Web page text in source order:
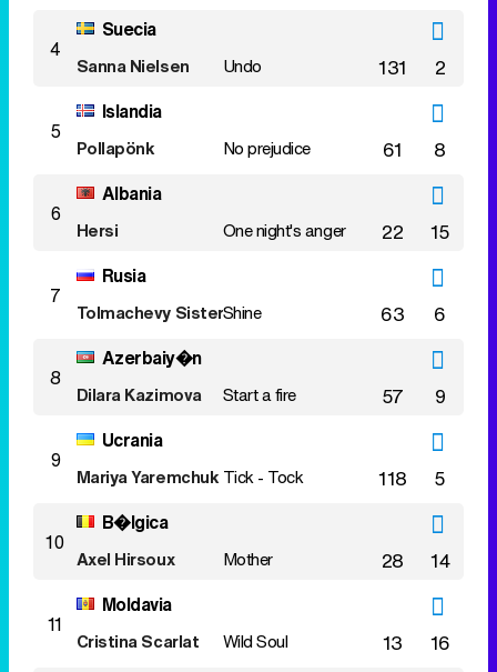
4
Suecia
Sanna Nielsen Undo 131 2
5
Islandia
Pollapönk No prejudice 61 8
6
Albania
Hersi One night's anger 22 15
7
Rusia
Tolmachevy SistersShine 63 6
8
Azerbaiy�n
Dilara Kazimova Start a fire 57 9
9
Ucrania
Mariya Yaremchuk Tick - Tock 118 5
10
B�lgica
Axel Hirsoux Mother 28 14
11
Moldavia
Cristina Scarlat Wild Soul 13 16